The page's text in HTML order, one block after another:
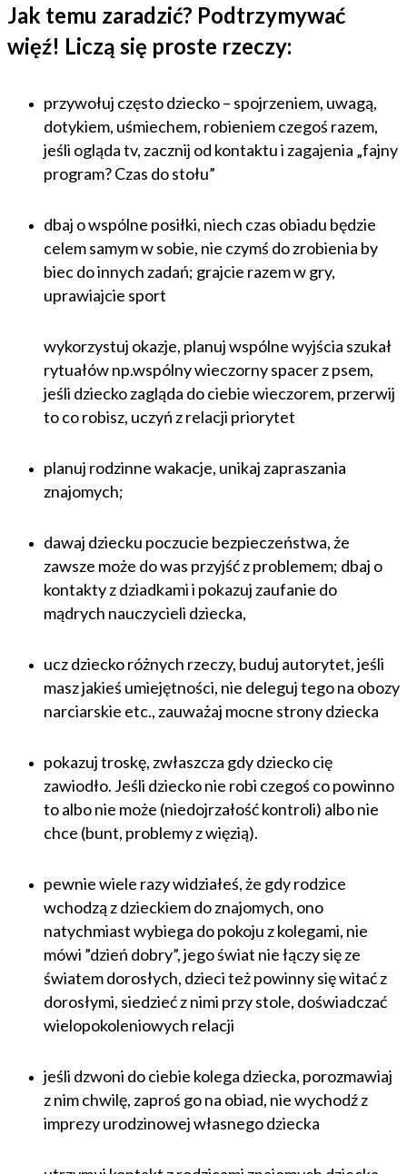
Jak temu zaradzić? Podtrzymywać
więź! Liczą się proste rzeczy:
przywołuj często dziecko – spojrzeniem, uwagą,
dotykiem, uśmiechem, robieniem czegoś razem,
jeśli ogląda tv, zacznij od kontaktu i zagajenia „fajny
program? Czas do stołu”
dbaj o wspólne posiłki, niech czas obiadu będzie
celem samym w sobie, nie czymś do zrobienia by
biec do innych zadań; grajcie razem w gry,
uprawiajcie sport
wykorzystuj okazje, planuj wspólne wyjścia szukał
rytuałów np.wspólny wieczorny spacer z psem,
jeśli dziecko zagląda do ciebie wieczorem, przerwij
to co robisz, uczyń z relacji priorytet
planuj rodzinne wakacje, unikaj zapraszania
znajomych;
dawaj dziecku poczucie bezpieczeństwa, że
zawsze może do was przyjść z problemem; dbaj o
kontakty z dziadkami i pokazuj zaufanie do
mądrych nauczycieli dziecka,
ucz dziecko różnych rzeczy, buduj autorytet, jeśli
masz jakieś umiejętności, nie deleguj tego na obozy
narciarskie etc., zauważaj mocne strony dziecka
pokazuj troskę, zwłaszcza gdy dziecko cię
zawiodło. Jeśli dziecko nie robi czegoś co powinno
to albo nie może (niedojrzałość kontroli) albo nie
chce (bunt, problemy z więzią).
pewnie wiele razy widziałeś, że gdy rodzice
wchodzą z dzieckiem do znajomych, ono
natychmiast wybiega do pokoju z kolegami, nie
mówi ”dzień dobry”, jego świat nie łączy się ze
światem dorosłych, dzieci też powinny się witać z
dorosłymi, siedzieć z nimi przy stole, doświadczać
wielopokoleniowych relacji
jeśli dzwoni do ciebie kolega dziecka, porozmawiaj
z nim chwilę, zaproś go na obiad, nie wychodź z
imprezy urodzinowej własnego dziecka